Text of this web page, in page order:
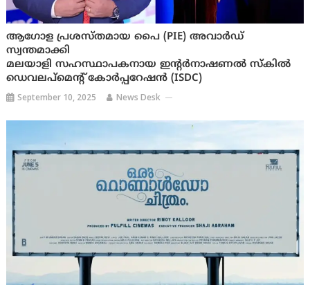
ആഗോള പ്രശസ്തമായ പൈ (PIE) അവാര്‍ഡ്
സ്വന്തമാക്കി
മലയാളി സഹസ്ഥാപകനായ ഇന്റര്‍നാഷണല്‍ സ്‌കില്‍
ഡെവലപ്‌മെന്റ് കോര്‍പ്പറേഷന്‍ (ISDC)
September 10, 2025 News Desk